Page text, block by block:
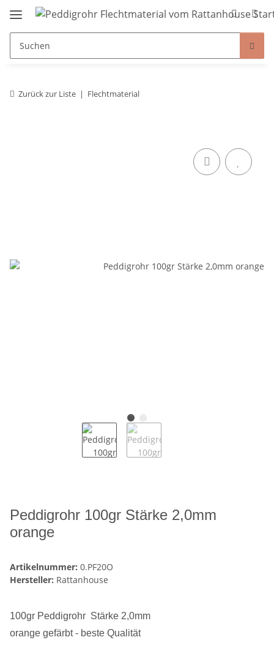
Zurück zur Liste Flechtmaterial
Peddigrohr 100gr Stärke 2,0mm
orange
Artikelnummer: 0.PF20O
Hersteller: Rattanhouse
100gr Peddigrohr Stärke 2,0mm
orange gefärbt - beste Qualität